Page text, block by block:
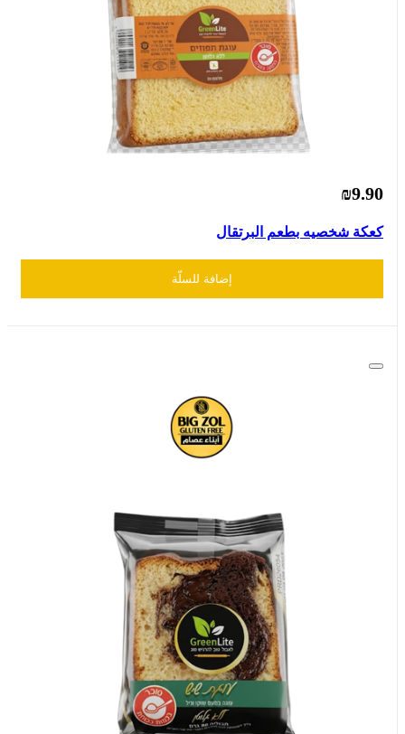
₪9.90
كعكة شخصيه بطعم البرتقال
إضافة للسلّة